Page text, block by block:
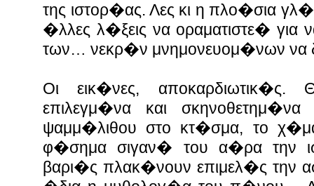
της ιστορ�ας. Λες κι η πλο�σια
�λλες λ�ξεις να οραματιστε�
των… νεκρ�ν μνημονευομ�νων
Οι εικ�νες, αποκαρδιωτικ�ς.
επιλεγμ�να και
ψαμμ�λιθου στο κτ�σμα, το
φ�σημα σιγαν� του α�ρα την
βαρι�ς πλακ�νουν επιμελ�ς την